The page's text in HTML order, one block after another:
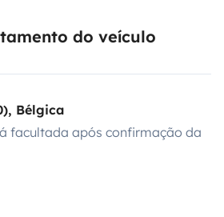
do veículo
Bélgica
facultada após confirmação da